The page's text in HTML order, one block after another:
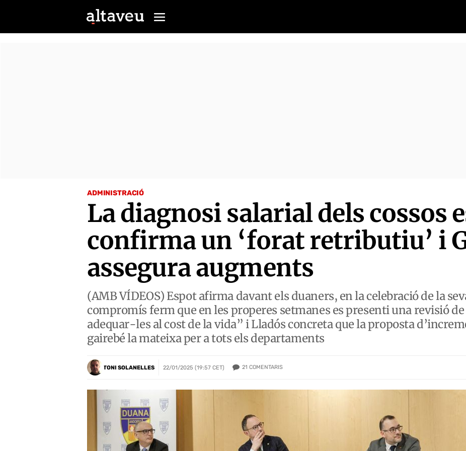
ADMINISTRACIÓ
La diagnosi salarial dels cossos
confirma un ‘forat retributiu’ i
assegura augments
(AMB VÍDEOS) Espot afirma davant els duaners, en la celebració de la
compromís ferm que en les properes setmanes es presenti una revisió
adequar-les al cost de la vida” i Lladós concreta que la proposta
gairebé la mateixa per a tots els departaments
TONI SOLANELLES 22/01/2025 (19:57 CET) 21 COMENTARIS